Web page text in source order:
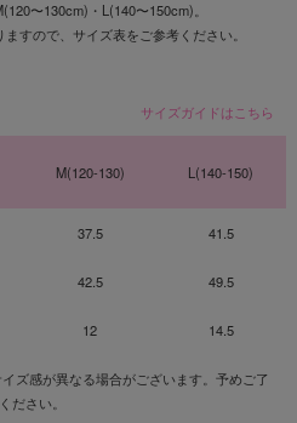
〜130cm)・L(140〜150cm)。
すので、サイズ表をご参考ください。
サイズガイドはこちら
M(120-130) L(140-150)
37.5 41.5
42.5 49.5
12 14.5
ズ感が異なる場合がございます。予めご了
ださい。